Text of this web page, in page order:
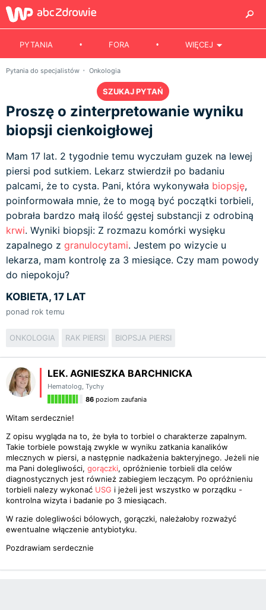
PYTANIA FORA WIĘCEJ
Pytania do specjalistów Onkologia
SZUKAJ PYTAŃ
Proszę o zinterpretowanie wyniku
biopsji cienkoigłowej
Mam 17 lat. 2 tygodnie temu wyczułam guzek na lewej
piersi pod sutkiem. Lekarz stwierdził po badaniu
palcami, że to cysta. Pani, która wykonywała biopsję,
poinformowała mnie, że to mogą być początki torbieli,
pobrała bardzo małą ilość gęstej substancji z odrobiną
krwi. Wyniki biopsji: Z rozmazu komórki wysięku
zapalnego z granulocytami. Jestem po wizycie u
lekarza, mam kontrolę za 3 miesiące. Czy mam powody
do niepokoju?
KOBIETA, 17 LAT
ponad rok temu
ONKOLOGIA RAK PIERSI BIOPSJA PIERSI
LEK. AGNIESZKA BARCHNICKA
Hematolog, Tychy
86 poziom zaufania
Witam serdecznie!
Z opisu wygląda na to, że była to torbiel o charakterze zapalnym.
Takie torbiele powstają zwykle w wyniku zatkania kanalików
mlecznych w piersi, a następnie nadkażenia bakteryjnego. Jeżeli nie
ma Pani dolegliwości, gorączki, opróżnienie torbieli dla celów
diagnostycznych jest również zabiegiem leczącym. Po opróżnieniu
torbieli nalezy wykonać USG i jeżeli jest wszystko w porządku -
kontrolna wizyta i badanie po 3 miesiącach.
W razie dolegliwości bólowych, gorączki, należałoby rozważyć
ewentualne włączenie antybiotyku.
Pozdrawiam serdecznie